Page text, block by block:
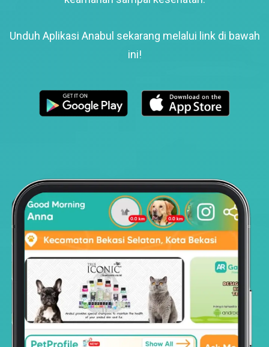
Unduh Aplikasi Anabul sekarang melalui link di bawah
ini!